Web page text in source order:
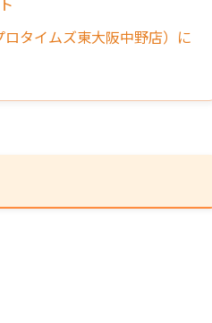
タイムズ東大阪中野店）に